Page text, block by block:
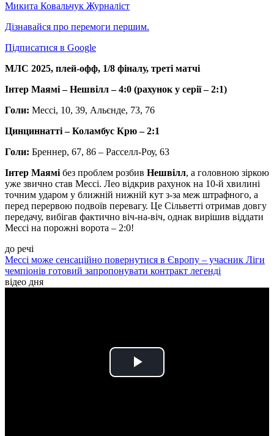
Микита Ковальчук Журналіст
Дізнавайся про перемоги першим.
Підписатися в Google
МЛС 2025, плей-офф, 1/8 фіналу, треті матчі
Інтер Маямі – Нешвілл – 4:0 (рахунок у серії – 2:1)
Голи: Мессі, 10, 39, Альєнде, 73, 76
Цинциннатті – Коламбус Крю – 2:1
Голи: Бреннер, 67, 86 – Расселл-Роу, 63
Інтер Маямі без проблем розбив Нешвілл, а головною зіркою
уже звично став Мессі. Лео відкрив рахунок на 10-й хвилині
точним ударом у ближній нижній кут з-за меж штрафного, а
перед перервою подвоїв перевагу. Це Сільветті отримав довгу
передачу, вибігав фактично віч-на-віч, однак вирішив віддати
Мессі на порожні ворота – 2:0!
до речі
Мессі може сенсаційно повернутися в Європу – учасник Ліги
чемпіонів готовий запропонувати контракт легенді
відео дня
Play